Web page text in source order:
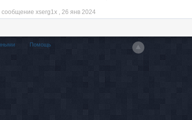
сообщение xserg1x ,26 янв 2024
Помощь